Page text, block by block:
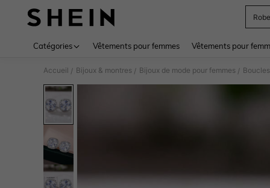
Robe
Catégories Vêtements pour femmes Vêtements pour
Accueil / Bijoux & montres / Bijoux de mode pour femmes /